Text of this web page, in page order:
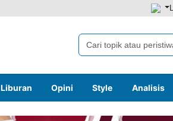
Liburan Opini Style Analisis